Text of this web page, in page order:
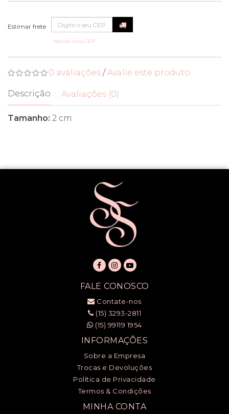
Não sei meu CEP
0 avaliações /Avalie este produto
Descrição Avaliações (0)
Tamanho: 2 cm
FALE CONOSCO
Contate-nos
(15) 3293-2811
(15) 99119 1954
INFORMAÇÕES
Sobre a Empresa
Trocas e Devoluções
Política de Privacidade
Termos & Condições
MINHA CONTA